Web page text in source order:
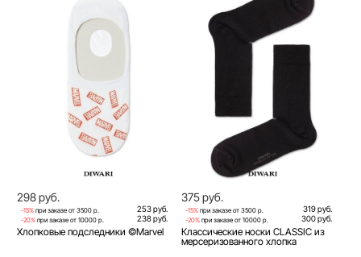
298 руб.
-15% при заказе от 3500 р. 253 руб.
-20% при заказе от 10000 р. 238 руб.
Хлопковые подследники ©Marvel
375 руб.
-15% при заказе от 3500 р. 319 руб.
-20% при заказе от 10000 р. 300 руб.
Классические носки CLASSIC из
мерсеризованного хлопка